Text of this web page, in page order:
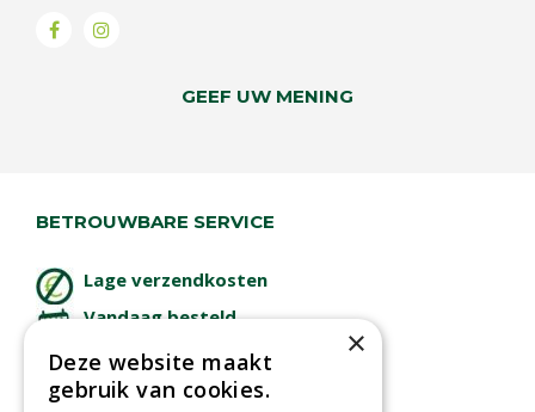
GEEF UW MENING
BETROUWBARE SERVICE
Lage verzendkosten
Vandaag besteld
Afhalen in tuincentrum
×
Deze website maakt
gebruik van cookies.